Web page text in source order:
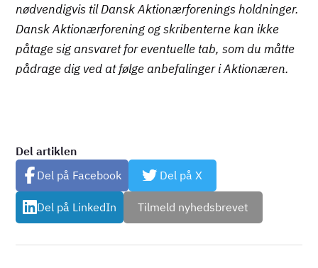
nødvendigvis til Dansk Aktionærforenings holdninger.
Dansk Aktionærforening og skribenterne kan ikke
påtage sig ansvaret for eventuelle tab, som du måtte
pådrage dig ved at følge anbefalinger i Aktionæren.
Del artiklen
Del på Facebook
Del på X
Del på LinkedIn Tilmeld nyhedsbrevet